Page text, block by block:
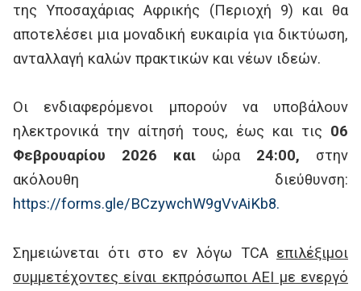
της Υποσαχάριας Αφρικής (Περιοχή 9) και θα
αποτελέσει μια μοναδική ευκαιρία για δικτύωση,
ανταλλαγή καλών πρακτικών και νέων ιδεών.
Οι ενδιαφερόμενοι μπορούν να υποβάλουν
ηλεκτρονικά την αίτησή τους, έως και τις 06
Φεβρουαρίου 2026 και ώρα 24:00, στην
ακόλουθη διεύθυνση:
https://forms.gle/BCzywchW9gVvAiKb8.
Σημειώνεται ότι στο εν λόγω TCA επιλέξιμοι
συμμετέχοντες είναι εκπρόσωποι ΑΕΙ με ενεργό